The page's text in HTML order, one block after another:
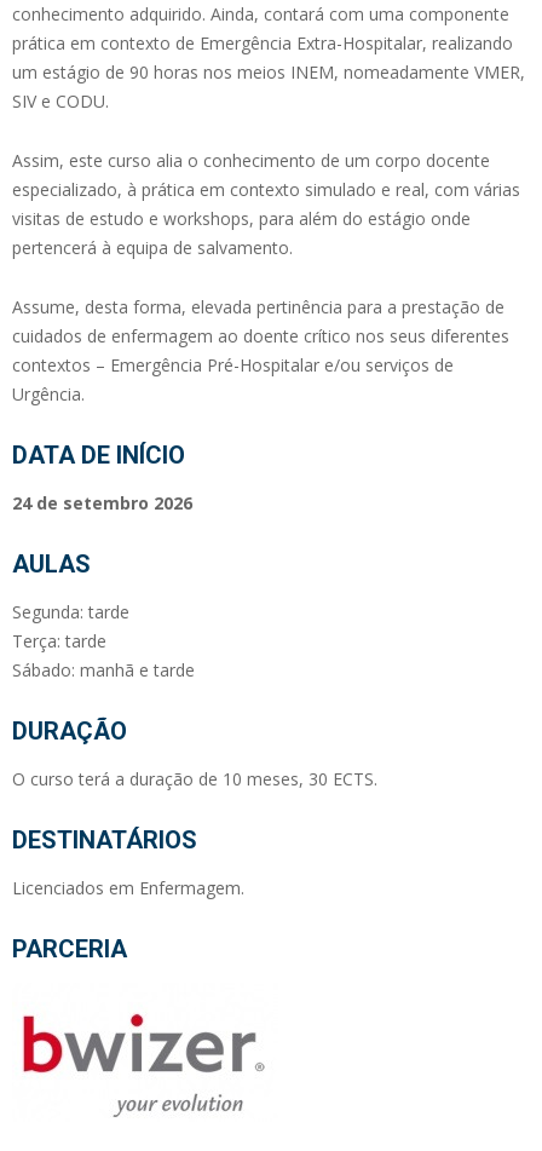
conhecimento adquirido. Ainda, contará com uma componente
prática em contexto de Emergência Extra-Hospitalar, realizando
um estágio de 90 horas nos meios INEM, nomeadamente VMER,
SIV e CODU.
Assim, este curso alia o conhecimento de um corpo docente
especializado, à prática em contexto simulado e real, com várias
visitas de estudo e workshops, para além do estágio onde
pertencerá à equipa de salvamento.
Assume, desta forma, elevada pertinência para a prestação de
cuidados de enfermagem ao doente crítico nos seus diferentes
contextos – Emergência Pré-Hospitalar e/ou serviços de
Urgência.
DATA DE INÍCIO
24 de setembro 2026
AULAS
Segunda: tarde
Terça: tarde
Sábado: manhã e tarde
DURAÇÃO
O curso terá a duração de 10 meses, 30 ECTS.
DESTINATÁRIOS
Licenciados em Enfermagem.
PARCERIA